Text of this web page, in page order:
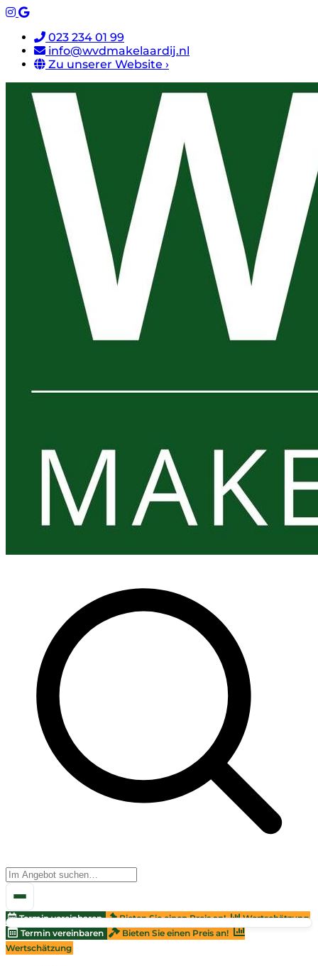
023 234 01 99
info@wvdmakelaardij.nl
Zu unserer Website ›
Termin vereinbaren Bieten Sie einen Preis an!
Wertschätzung
Termin vereinbaren
Bieten Sie einen Preis an!
Wertschätzung